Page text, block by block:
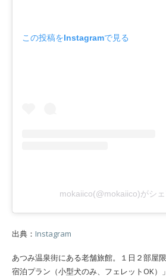
この投稿をInstagramで見る
mokaiico(@mokaiico)がシ
出典： Instagram
あつみ温泉街にある老舗旅館。１日２部屋
宿泊プラン（小型犬のみ、フェレットOK）